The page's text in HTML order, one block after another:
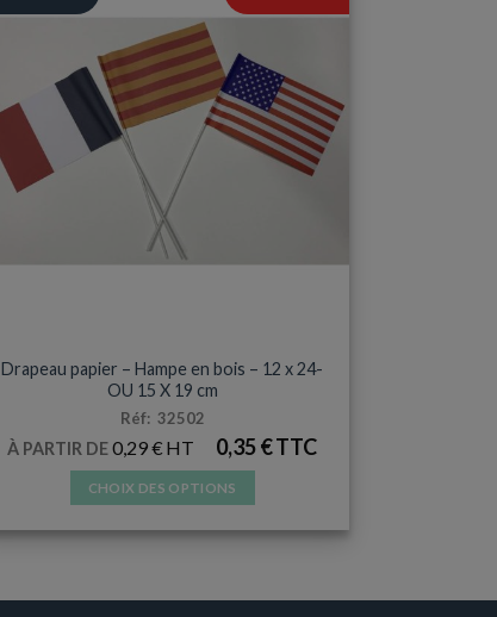
Drapeau papier – Hampe en bois – 12 x 24-
OU 15 X 19 cm
Réf: 32502
À PARTIR DE0,29€ 0,35€
CHOIX DES OPTIONS
plusieurs